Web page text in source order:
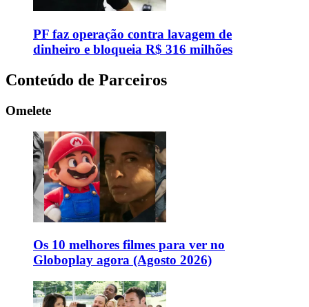
PF faz operação contra lavagem de
dinheiro e bloqueia R$ 316 milhões
Conteúdo de Parceiros
Omelete
Os 10 melhores filmes para ver no
Globoplay agora (Agosto 2026)